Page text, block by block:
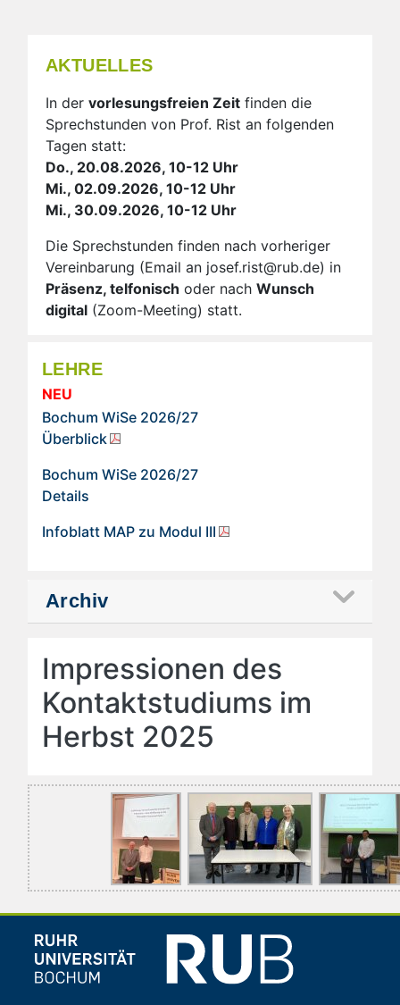
AKTUELLES
In der vorlesungsfreien Zeit finden die
Sprechstunden von Prof. Rist an folgenden
Tagen statt:
Do., 20.08.2026, 10-12 Uhr
Mi., 02.09.2026, 10-12 Uhr
Mi., 30.09.2026, 10-12 Uhr
Die Sprechstunden finden nach vorheriger
Vereinbarung (Email an josef.rist@rub.de) in
Präsenz, telfonisch oder nach Wunsch
digital (Zoom-Meeting) statt.
LEHRE
NEU
Bochum WiSe 2026/27
Überblick
Bochum WiSe 2026/27
Details
Infoblatt MAP zu Modul III
Archiv
Impressionen des
Kontaktstudiums im
Herbst 2025